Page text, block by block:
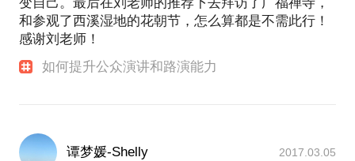
和参观了西溪湿地的花朝节，怎么算都是不需此行！
感谢刘老师！
如何提升公众演讲和路演能力
谭梦媛-Shelly 2017.03.05